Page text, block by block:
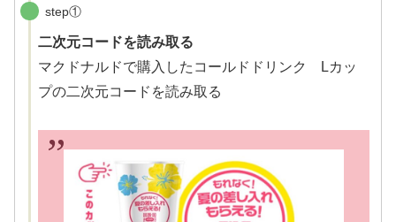
step①
二次元コードを読み取る
マクドナルドで購入したコールドドリンク Lカッ
プの二次元コードを読み取る